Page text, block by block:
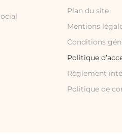
Plan du site
Mentions
Conditions
Politique
Règlement
Politique de